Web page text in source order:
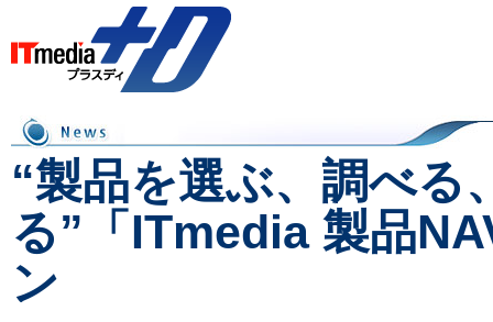
“製品を選ぶ、調べる
る”「ITmedia 製品
ン